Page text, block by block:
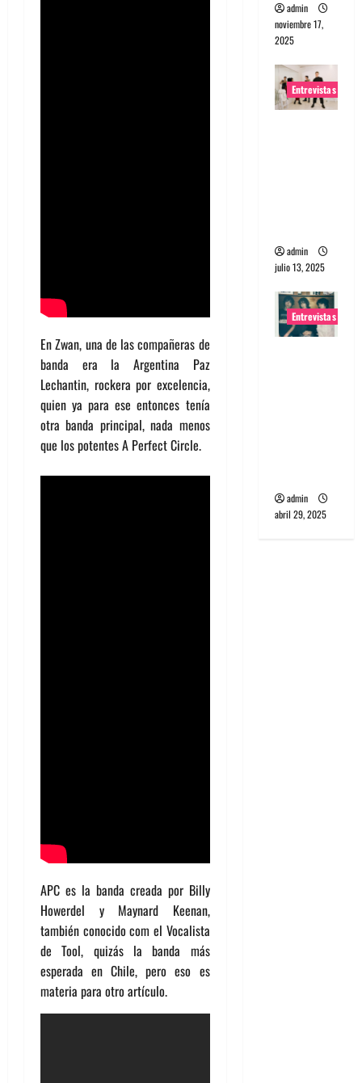
En Zwan, una de las compañeras de
banda era la Argentina Paz
Lechantin, rockera por excelencia,
quien ya para ese entonces tenía
otra banda principal, nada menos
que los potentes A Perfect Circle.
APC es la banda creada por Billy
Howerdel y Maynard Keenan,
también conocido com el Vocalista
de Tool, quizás la banda más
esperada en Chile, pero eso es
materia para otro artículo.
admin
noviembre 17,
2025
Entrevistas
admin
julio 13, 2025
Entrevistas
admin
abril 29, 2025